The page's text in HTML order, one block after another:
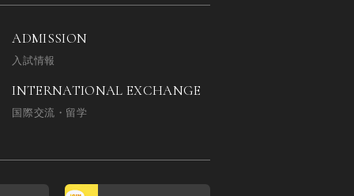
ADMISSION
入試情報
INTERNATIONAL EXCHANGE
国際交流・留学